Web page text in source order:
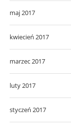
maj 2017
kwiecień 2017
marzec 2017
luty 2017
styczeń 2017